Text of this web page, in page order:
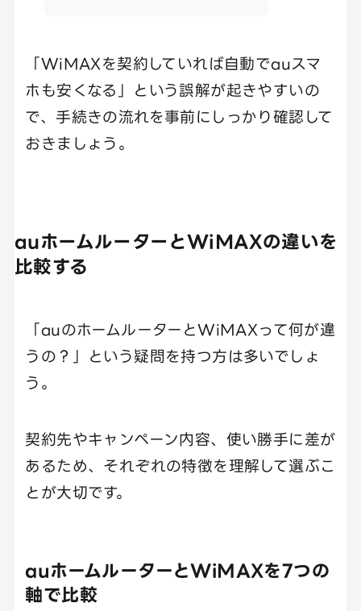
「WiMAXを契約していれば自動でauスマ
ホも安くなる」という誤解が起きやすいの
で、手続きの流れを事前にしっかり確認して
おきましょう。
auホームルーターとWiMAXの違いを
比較する
「auのホームルーターとWiMAXって何が違
うの？」という疑問を持つ方は多いでしょ
う。
契約先やキャンペーン内容、使い勝手に差が
あるため、それぞれの特徴を理解して選ぶこ
とが大切です。
auホームルーターとWiMAXを7つの
軸で比較